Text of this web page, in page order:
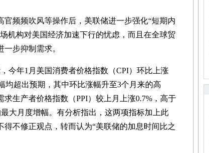
频频吹风等操作后，美联储进一步强化“短期内
机构对美国经济加速下行的忧虑，而且在全球贸
步抑制需求。
年1月美国消费者价格指数（CPI）环比上涨
均超出预期，其中环比涨幅升至3个月来的高
求生产者价格指数（PPI）较上月上涨0.7%，高于
大月度增幅。有分析指出，这两项指标加上此
不修正观点，转而认为“美联储的加息时间比之